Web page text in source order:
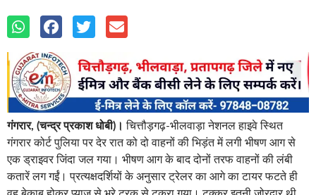
गंगरार, (चन्द्र प्रकाश धोबी)। चित्तौड़गढ़-भीलवाड़ा नेशनल हाइवे स्थित
गंगरार कोर्ट पुलिया पर देर रात को दो वाहनों की भिड़ंत में लगी भीषण आग से
एक ड्राइवर जिंदा जल गया। भीषण आग के बाद दोनों तरफ वाहनों की लंबी
कतारें लग गईं। प्रत्यक्षदर्शियों के अनुसार ट्रेलर का आगे का टायर फटते ही